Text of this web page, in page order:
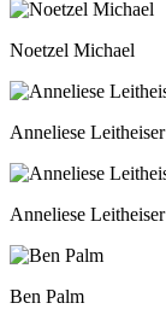
Noetzel Michael
Anneliese Leitheiser
Anneliese Leitheiser
Ben Palm